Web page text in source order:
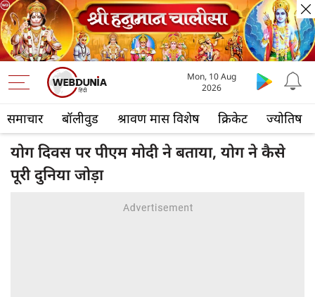
समाचार बॉलीवुड श्रावण मास विशेष क्रिकेट ज्योतिष
Mon, 10 Aug
2026
योग दिवस पर पीएम मोदी ने बताया, योग ने कैसे
पूरी दुनिया जोड़ा